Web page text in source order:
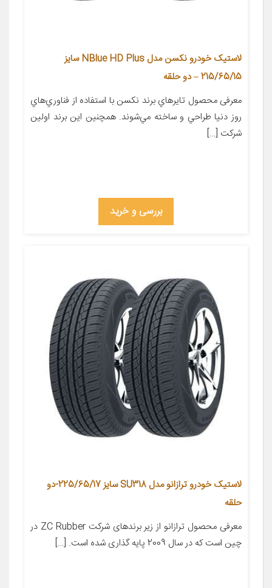
لاستیک خودرو نکسن مدل NBlue HD Plus سایز
215/65/15 – دو حلقه
معرفی محصول تايرهاي برند نکسن با استفاده از فناوري‌هاي
روز دنيا طراحي و ساخته مي‌شوند. همچنين اين برند اولين
شرکت […]
بررسی و خرید
لاستیک خودرو ترازانو مدل SU318 سایز 225/65/17-دو
حلقه
معرفی محصول ترازانو از زیر برندهای شرکت ZC Rubber در
چین است که در سال 2009 پایه گذاری شده است. […]